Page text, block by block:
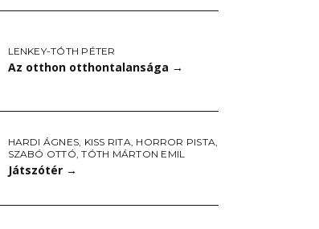
LENKEY-TÓTH PÉTER
Az otthon otthontalansága →
HARDI ÁGNES, KISS RITA, HORROR PISTA,
SZABÓ OTTÓ,TÓTH MÁRTON EMIL
Játszótér →